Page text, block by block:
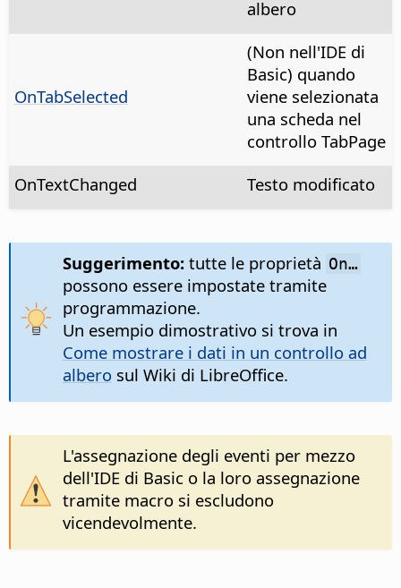
albero
OnTabSelected
(Non nell'IDE di
Basic) quando
viene selezionata
una scheda nel
controllo TabPage
OnTextChanged
Testo modificato
Suggerimento:tutte le proprietà On…
possono essere impostate tramite
programmazione.
Un esempio dimostrativo si trova in
Come mostrare i dati in un controllo ad
albero sul Wiki di LibreOffice.
L'assegnazione degli eventi per mezzo
dell'IDE di Basic o la loro assegnazione
tramite macro si escludono
vicendevolmente.